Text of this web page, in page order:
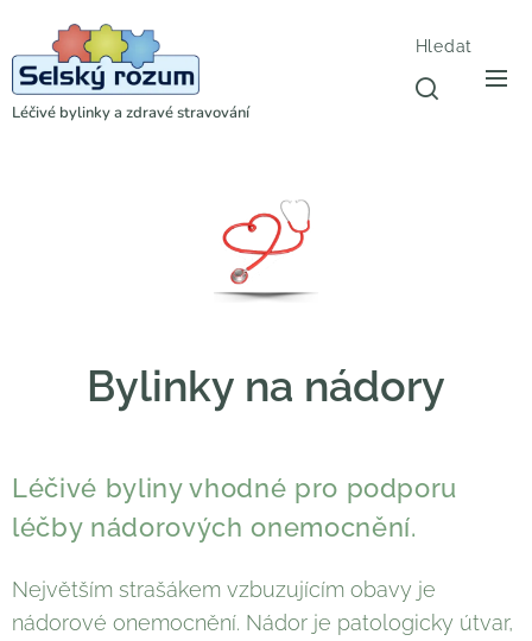
Léčivé bylinky a zdravé stravování
Hledat
Bylinky na nádory
Léčivé byliny vhodné pro podporu
léčby nádorových onemocnění.
Největším strašákem vzbuzujícím obavy je
nádorové onemocnění. Nádor je patologicky útvar,